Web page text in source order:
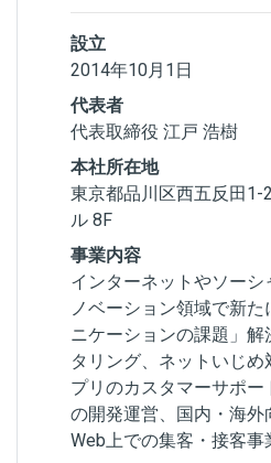
設立
2014年10月1日
代表者
代表取締役 江戸 浩樹
本社所在地
東京都品川区西五反田
ル 8F
事業内容
インターネットやソーシ
ノベーション領域で新た
ニケーションの課題」解
タリング、ネットいじ
プリのカスタマーサポー
の開発運営、国内・海外
Web上での集客・接客事